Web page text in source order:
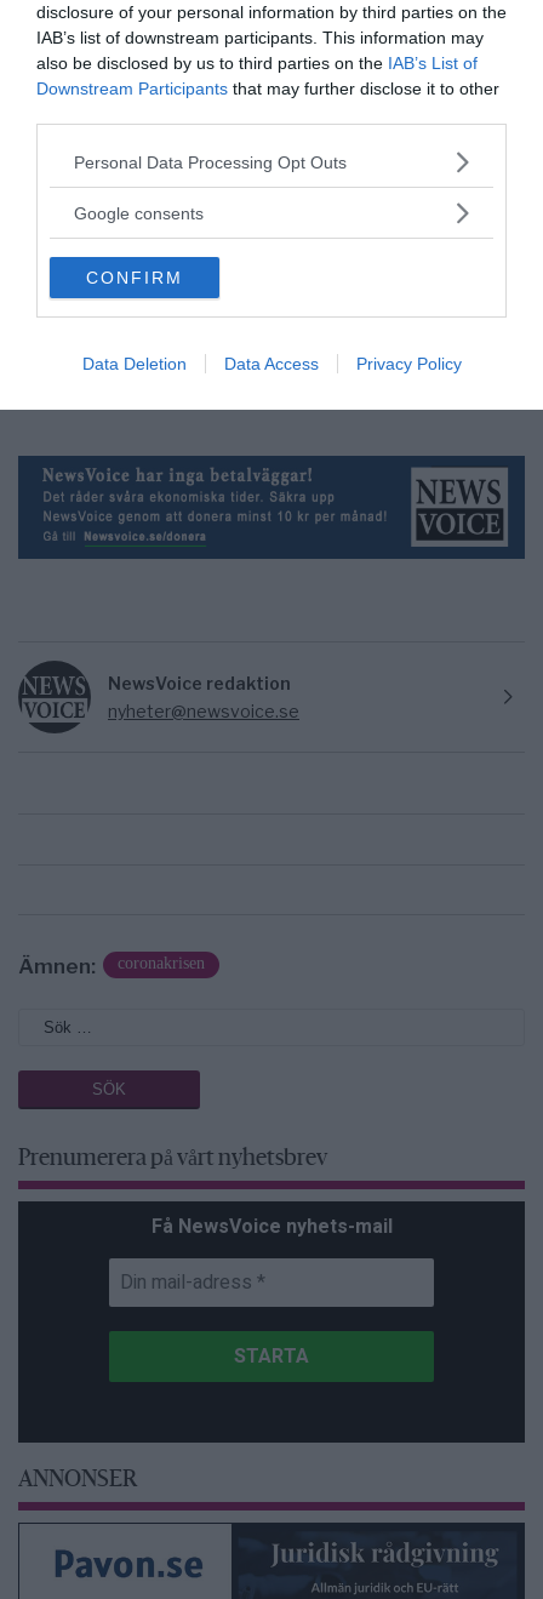
disclosure of your personal information by third parties on the
IAB’s list of downstream participants. This information may
also be disclosed by us to third parties on the IAB’s List of
Downstream Participants that may further disclose it to other
Please note that this website/app uses one or more Google
not limited to your visit or usage behaviour. You may click to
use your data for below specified purposes in below Google
consent section.
Personal Data Processing Opt Outs
Google consents
CONFIRM
Data Deletion Data Access Privacy Policy
När Corona-epidemin blåst över, borde en
kommission tillsättas, sammansatt av kunniga
medborgare med förmåga att räkna och tänka i nya
banor. Många svenskar har nog levt i den fromma
krishantering vid mänskliga katastrofer är långt
ifrån svenska regeringars bästa gren. Det är hög tid
att våga ifrågasätta globalismen som
frälsningslära.
Coronakrisen – Det globala samhällets kris – Del 2
Landin, Civilekonom DHS, medgrundare och ordförande
NewsVoice redaktion
nyheter@newsvoice.se
Ämnen: coronakrisen
Prenumerera på vårt nyhetsbrev
Få NewsVoice nyhets-mail
ANNONSER